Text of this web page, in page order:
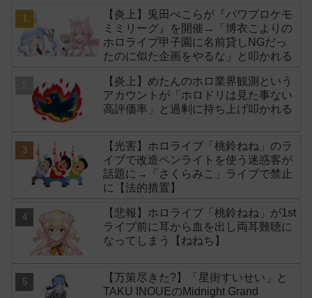
【炎上】兎田ぺこらが『パワプロケモ
ミミリーグ』を開催→「博衣こよりの
ホロライブ甲子園に名前貸しNGだっ
たのに似た企画をやるな」と叩かれる
【炎上】めたんのホロ業界観測という
アカウントが「ホロドリは見た事ない
高評価率」と過剰に持ち上げ叩かれる
【光害】ホロライブ「桃鈴ねね」のラ
イブで改造ペンライトを使う迷惑客が
話題に→「さくらみこ」ライブで禁止
に【法的措置】
【悲報】ホロライブ「桃鈴ねね」が1st
ライブ前に耳から血を出し両耳難聴に
なってしまう【ねねち】
【万策尽きた?】「星街すいせい」と
TAKU INOUEのMidnight Grand